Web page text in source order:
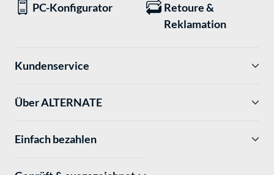
PC-Konfigurator
Retoure &
Reklamation
Kundenservice
Über ALTERNATE
Einfach bezahlen